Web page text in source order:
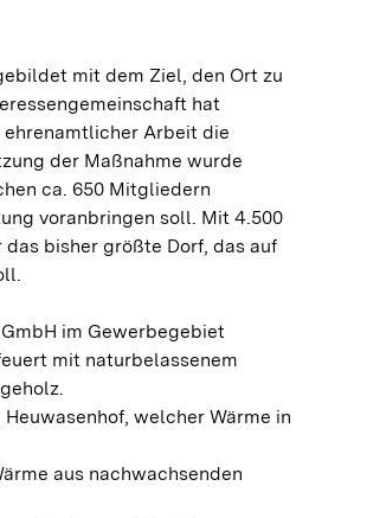
mit dem Ziel, den Ort zu
hat
Arbeit die
der Maßnahme wurde
ca. 650 Mitgliedern
voranbringen soll. Mit 4.500
bisher größte Dorf, das auf
im Gewerbegebiet
mit naturbelassenem
welcher Wärme in
aus nachwachsenden